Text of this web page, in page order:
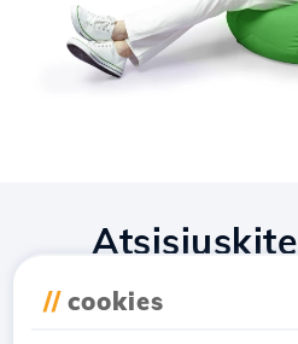
// cookies
Atsisiųskite